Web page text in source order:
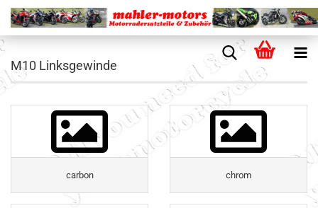
M10 Linksgewinde
carbon chrom